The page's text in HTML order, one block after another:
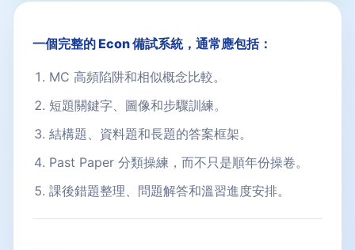
一個完整的 Econ 備試系統，通常應包括：
MC 高頻陷阱和相似概念比較。
短題關鍵字、圖像和步驟訓練。
結構題、資料題和長題的答案框架。
Past Paper 分類操練，而不只是順年份操卷。
課後錯題整理、問題解答和溫習進度安排。